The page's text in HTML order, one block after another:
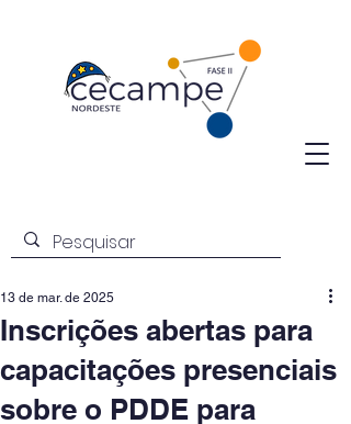
Inscrições abertas para
capacitações presenciais
sobre o PDDE para
13 de mar. de 2025